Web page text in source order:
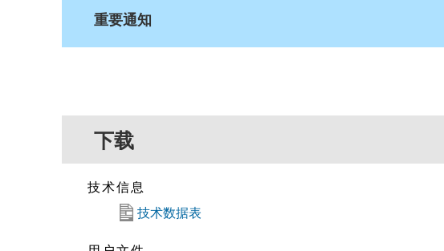
重要通知
下载
技术信息
技术数据表